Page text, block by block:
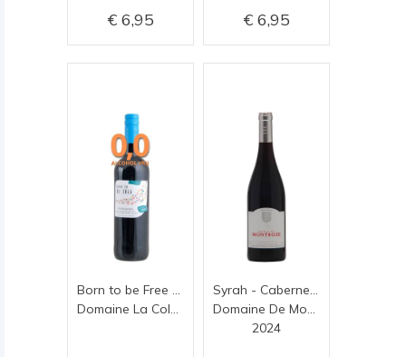
6,95 6,95
Born to be Free rouge alcoholvrije wijn
Domaine La Colombette
Syrah - Cabernet Sauvignon
Domaine De Montrose
2024